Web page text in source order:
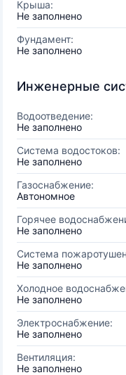
Крыша:
Не заполнено
Фундамент:
Не заполнено
Инженерные
Водоотведение:
Не заполнено
Система водостоков:
Не заполнено
Газоснабжение:
Автономное
Горячее
Не заполнено
Система
Не заполнено
Холодное
Не заполнено
Электроснабжение:
Не заполнено
Вентиляция:
Не заполнено